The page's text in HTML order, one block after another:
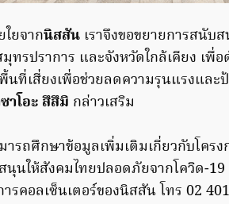
ยจากนิสสัน เราจึงขอขยายการสนั
ทรปราการ และจังหวัดใกล้เคียง เพื่
ที่เสี่ยงเพื่อช่วยลดความรุนแรงและ
าโอะ สึสึมิ กล่าวเสริม
รถศึกษาข้อมูลเพิ่มเติมเกี่ยวกับโครง
นให้สังคมไทยปลอดภัยจากโควิด-19
คอลเซ็นเตอร์ของนิสสัน โทร 02